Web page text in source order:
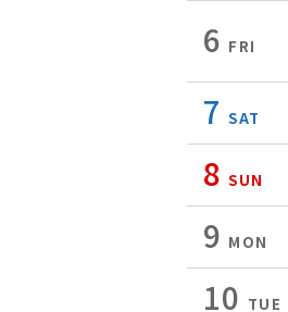
6 FRI
7 SAT
8 SUN
9 MON
10 TUE